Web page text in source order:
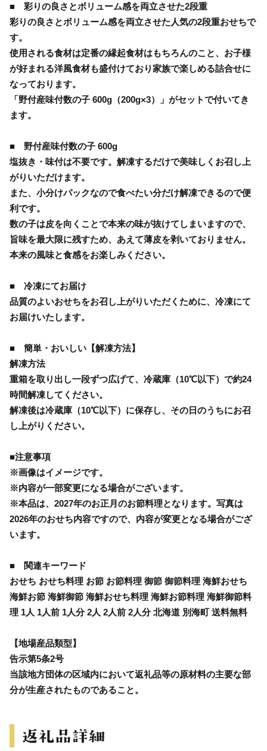
■ 彩りの良さとボリューム感を両立させた2段重
彩りの良さとボリューム感を両立させた人気の2段重おせちで
す。
使用される食材は定番の縁起食材はもちろんのこと、お子様
が好まれる洋風食材も盛付けており家族で楽しめる詰合せに
なっております。
「野付産味付数の子 600g（200g×3）」がセットで付いてき
ます。
■ 野付産味付数の子 600g
塩抜き・味付は不要です。解凍するだけで美味しくお召し上
がりいただけます。
また、小分けパックなので食べたい分だけ解凍できるので便
利です。
数の子は皮を向くことで本来の味が抜けてしまいますので、
旨味を最大限に残すため、あえて薄皮を剥いておりません。
本来の風味と食感をお楽しみください。
■ 冷凍にてお届け
品質のよいおせちをお召し上がりいただくために、冷凍にて
お届けいたします。
■ 簡単・おいしい【解凍方法】
解凍方法
重箱を取り出し一段ずつ広げて、冷蔵庫（10℃以下）で約24
時間解凍してください。
解凍後は冷蔵庫（10℃以下）に保存し、その日のうちにお召
し上がりください。
■注意事項
※画像はイメージです。
※内容が一部変更になる場合がございます。
※本品は、2027年のお正月のお節料理となります。写真は
2026年のおせち内容ですので、内容が変更となる場合がござ
います。
■ 関連キーワード
おせち おせち料理 お節 お節料理 御節 御節料理 海鮮おせち
海鮮お節 海鮮御節 海鮮おせち料理 海鮮お節料理 海鮮御節料
理 1人 1人前 1人分 2人 2人前 2人分 北海道 別海町 送料無料
【地場産品類型】
告示第5条2号
当該地方団体の区域内において返礼品等の原材料の主要な部
分が生産されたものであること。